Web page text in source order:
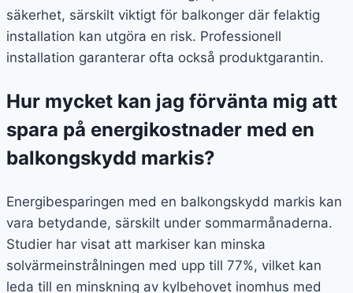
säkerhet, särskilt viktigt för balkonger där felaktig
installation kan utgöra en risk. Professionell
installation garanterar ofta också produktgarantin.
Hur mycket kan jag förvänta mig att
spara på energikostnader med en
balkongskydd markis?
Energibesparingen med en balkongskydd markis kan
vara betydande, särskilt under sommarmånaderna.
Studier har visat att markiser kan minska
solvärmeinstrålningen med upp till 77%, vilket kan
leda till en minskning av kylbehovet inomhus med